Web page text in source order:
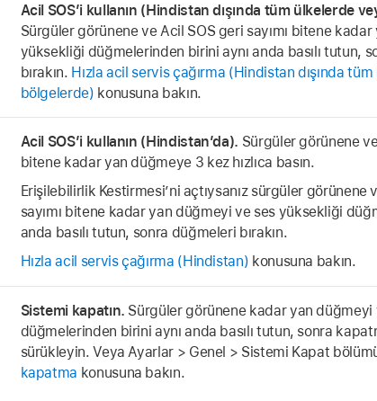
Acil SOS’i kullanın (Hindistan dışında tüm ülkelerde
Sürgüler görünene ve Acil SOS geri sayımı bitene
yüksekliği düğmelerinden birini aynı anda basılı tutun,
bırakın. Hızla acil servis çağırma (Hindistan dışında
bölgelerde) konusuna bakın.
Acil SOS’i kullanın (Hindistan’da). Sürgüler görünene
bitene kadar yan düğmeye 3 kez hızlıca basın.
Erişilebilirlik Kestirmesi’ni açtıysanız sürgüler görünene
sayımı bitene kadar yan düğmeyi ve ses yüksekliği
anda basılı tutun, sonra düğmeleri bırakın.
Hızla acil servis çağırma (Hindistan) konusuna bakın.
Sistemi kapatın. Sürgüler görünene kadar yan
düğmelerinden birini aynı anda basılı tutun, sonra
sürükleyin. Veya Ayarlar > Genel > Sistemi Kapat
kapatma konusuna bakın.